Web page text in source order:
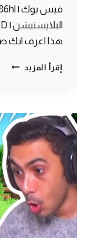
هذا اعرف انك
إقرأ المزيد ماين
مزارع
لا
نهائية